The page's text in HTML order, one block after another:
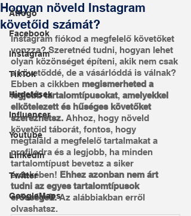
Átfogó
Facebook
Instagram
TikTok
Hirdetések
Influencer
Youtube
LinkedIn
Twitter
GoogleMaps
Hogyan növeld Instagram
követőid számát?
Instagram fiókod a megfelelő követőket
vonzza? Szeretnéd tudni, hogyan lehet
olyan közönséget építeni, akik nem csak
a követőddé, de a vásárlóddá is válnak?
Ebben a cikkben megismerheted a
legjobb tartalomtípusokat, amelyekkel
elkötelezett és hűséges követőket
szerezhetsz. Ahhoz, hogy növeld
követőid táborát, fontos, hogy
megtaláld a megfelelő tartalmakat a
profilodra és a legjobb, ha minden
tartalomtípust bevetsz a siker
érdekében! Ehhez azonban nem árt
tudni az egyes tartalomtípusok
erősségeit. Az alábbiakban erről
olvashatsz.